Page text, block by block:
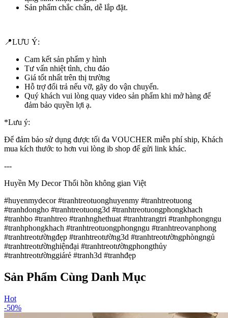
Sản phẩm chắc chắn, dễ lắp đặt.
📍LƯU Ý:
Cam kết sản phẩm y hình
Tư vấn nhiệt tình, chu đáo
Giá tốt nhất trên thị trường
Hỗ trợ đổi trả nếu vỡ, gãy do vận chuyển.
Quý khách vui lòng quay video sản phẩm khi mở hàng để
đảm bảo quyền lợi ạ.
*Lưu ý:
Để đảm bảo sử dụng được tối đa VOUCHER miễn phí ship, Khách
mua kích thước to hơn vui lòng ib shop để gửi link khác.
---
Huyền My Decor Thổi hồn không gian Việt
#huyenmydecor #tranhtreotuonghuyenmy #tranhtreotuong
#tranhdongho #tranhtreotuong3d #tranhtreotuongphongkhach
#tranhbo #tranhtreo #tranhnghethuat #tranhtrangtri #tranhphongngu
#tranhphongkhach #tranhtreotuongphongngu #tranhtreovanphong
#tranhtreotườngđẹp #tranhtreotường3d #tranhtreotườngphòngngủ
#tranhtreotườnghiệnđại #tranhtreotườngphongthủy
#tranhtreotườnggiárẻ #tranh3d #tranhđẹp
Sản Phẩm Cùng Danh Mục
Hot
-50%